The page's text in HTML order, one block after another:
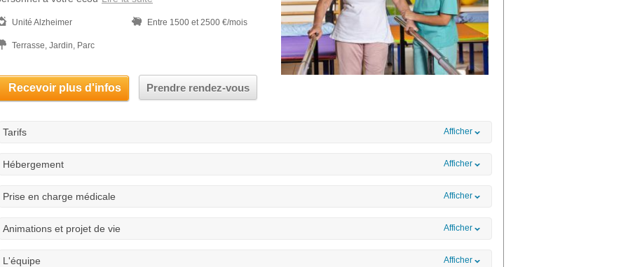
Unité Alzheimer Entre 1500 et 2500 €/mois
Terrasse, Jardin, Parc
Recevoir plus d'infos Prendre rendez-vous
Tarifs Afficher
Hébergement Afficher
Prise en charge médicale Afficher
Animations et projet de vie Afficher
L'équipe Afficher